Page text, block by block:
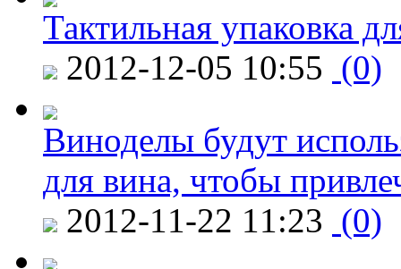
Тактильная упаковка
2012-12-05 10:55 (0)
Виноделы будут
для вина, чтобы
2012-11-22 11:23 (0)